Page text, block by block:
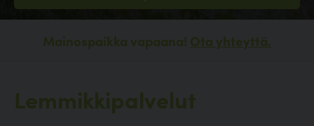
Mainospaikka vapaana! Ota yhteyttä.
Lemmikkipalvelut